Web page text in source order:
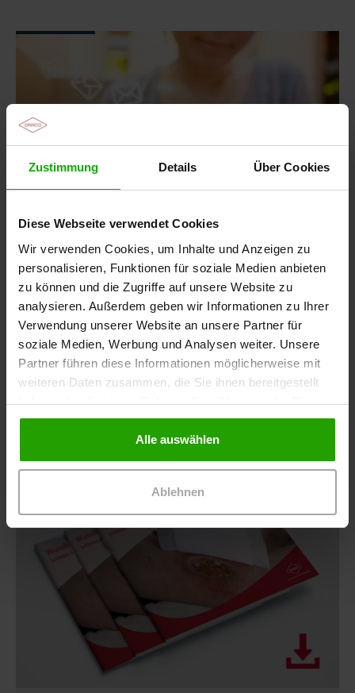
Zustimmung Details Über Cookies
Diese Webseite verwendet Cookies
Wir verwenden Cookies, um Inhalte und Anzeigen zu
personalisieren, Funktionen für soziale Medien anbieten
zu können und die Zugriffe auf unsere Website zu
analysieren. Außerdem geben wir Informationen zu Ihrer
Verwendung unserer Website an unsere Partner für
soziale Medien, Werbung und Analysen weiter. Unsere
Partner führen diese Informationen möglicherweise mit
weiteren Daten zusammen, die Sie ihnen bereitgestellt
haben oder die sie im Rahmen Ihrer Nutzung der Dienste
gesammelt haben.
Alle auswählen
Ablehnen
Der DRACO® Newsletter für die Pflege
Der DRACO® Newsletter informiert dich regelmäßig
über Angebote, aktuelle News sowie Tipps und
Trends aus der Wundversorgung!